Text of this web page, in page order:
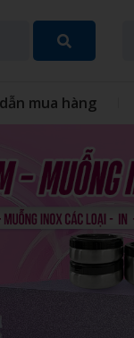
QUÀ TẶNG TRUNG
QUẠT CẦM TAY
CAO SU
mua hàng